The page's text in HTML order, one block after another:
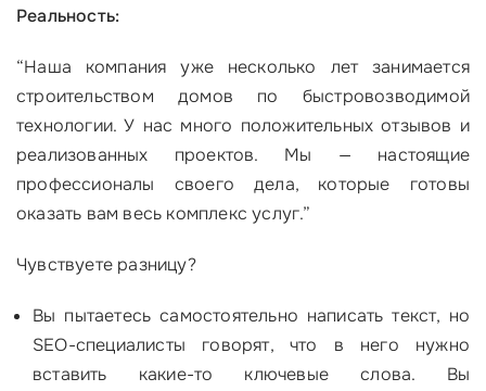
Реальность:
“Наша компания уже несколько лет занимается
строительством домов по быстровозводимой
технологии. У нас много положительных отзывов и
реализованных проектов. Мы — настоящие
профессионалы своего дела, которые готовы
оказать вам весь комплекс услуг.”
Чувствуете разницу?
Вы пытаетесь самостоятельно написать текст, но
SEO-специалисты говорят, что в него нужно
вставить какие-то ключевые слова. Вы